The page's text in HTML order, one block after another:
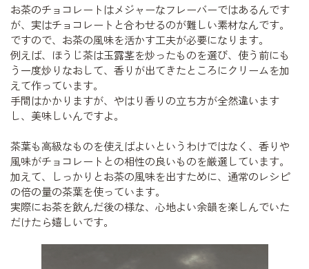
お茶のチョコレートはメジャーなフレーバーではあるんです
が、実はチョコレートと合わせるのが難しい素材なんです。
ですので、お茶の風味を活かす工夫が必要になります。
例えば、ほうじ茶は玉露茎を炒ったものを選び、使う前にも
う一度炒りなおして、香りが出てきたところにクリームを加
えて作っています。
手間はかかりますが、やはり香りの立ち方が全然違います
し、美味しいんですよ。
茶葉も高級なものを使えばよいというわけではなく、香りや
風味がチョコレートとの相性の良いものを厳選しています。
加えて、しっかりとお茶の風味を出すために、通常のレシピ
の倍の量の茶葉を使っています。
実際にお茶を飲んだ後の様な、心地よい余韻を楽しんでいた
だけたら嬉しいです。